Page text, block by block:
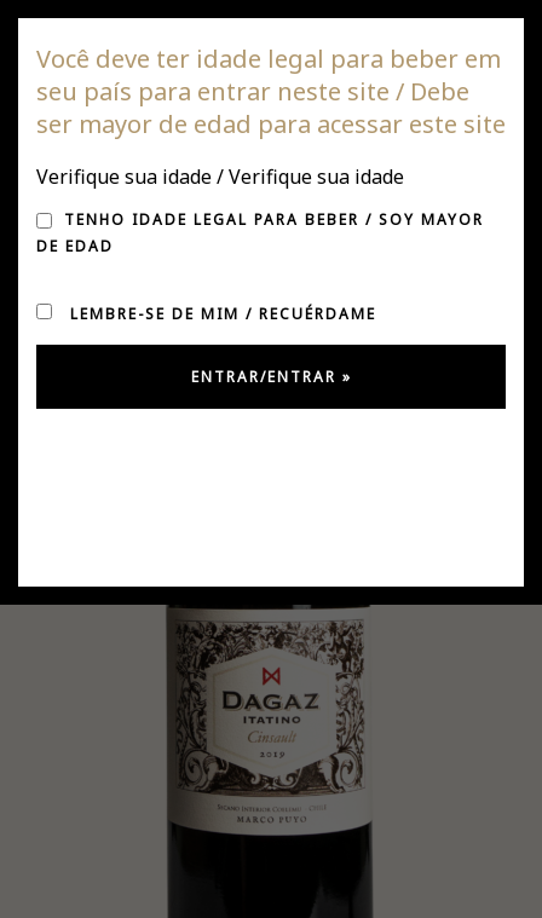
Vinha DAGAZ
de
Você deve ter idade legal para beber em
seu país para entrar neste site / Debe
ser mayor de edad para acessar este site
Verifique sua idade / Verifique sua idade
TENHO IDADE LEGAL PARA BEBER / SOY MAYOR
DE EDAD
LEMBRE-SE DE MIM / RECUÉRDAME